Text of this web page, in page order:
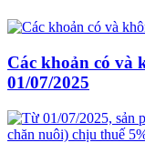
Các khoản có và
01/07/2025